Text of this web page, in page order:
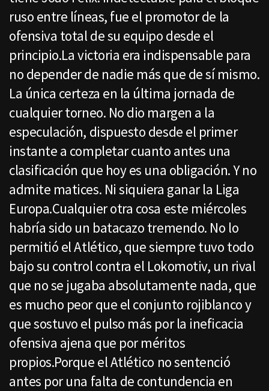
ruso entre líneas, fue el promotor de la
ofensiva total de su equipo desde el
principio.La victoria era indispensable para
no depender de nadie más que de sí mismo.
La única certeza en la última jornada de
cualquier torneo. No dio margen a la
especulación, dispuesto desde el primer
instante a completar cuanto antes una
clasificación que hoy es una obligación. Y no
admite matices. Ni siquiera ganar la Liga
Europa.Cualquier otra cosa este miércoles
habría sido un batacazo tremendo. No lo
permitió el Atlético, que siempre tuvo todo
bajo su control contra el Lokomotiv, un rival
que no se jugaba absolutamente nada, que
es mucho peor que el conjunto rojiblanco y
que sostuvo el pulso más por la ineficacia
ofensiva ajena que por méritos
propios.Porque el Atlético no sentenció
antes por una falta de contundencia en